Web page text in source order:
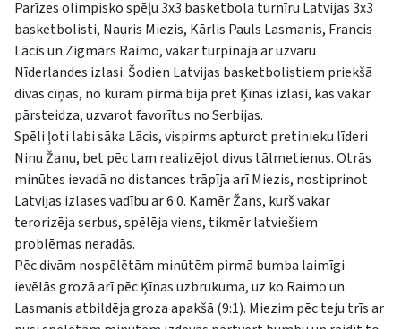
Parīzes olimpisko spēļu 3x3 basketbola turnīru Latvijas 3x3
basketbolisti, Nauris Miezis, Kārlis Pauls Lasmanis, Francis
Lācis un Zigmārs Raimo, vakar turpināja ar uzvaru
Nīderlandes izlasi. Šodien Latvijas basketbolistiem priekšā
divas cīņas, no kurām pirmā bija pret Ķīnas izlasi, kas vakar
pārsteidza, uzvarot favorītus no Serbijas.
Spēli ļoti labi sāka Lācis, vispirms apturot pretinieku līderi
Ninu Žanu, bet pēc tam realizējot divus tālmetienus. Otrās
minūtes ievadā no distances trāpīja arī Miezis, nostiprinot
Latvijas izlases vadību ar 6:0. Kamēr Žans, kurš vakar
terorizēja serbus, spēlēja viens, tikmēr latviešiem
problēmas neradās.
Pēc divām nospēlētām minūtēm pirmā bumba laimīgi
ievēlās grozā arī pēc Ķīnas uzbrukuma, uz ko Raimo un
Lasmanis atbildēja groza apakšā (9:1). Miezim pēc teju trīs ar